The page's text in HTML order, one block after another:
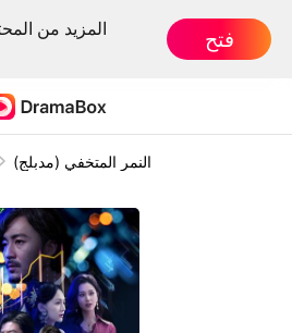
فتح
النمر المتخفي (مدبلج)